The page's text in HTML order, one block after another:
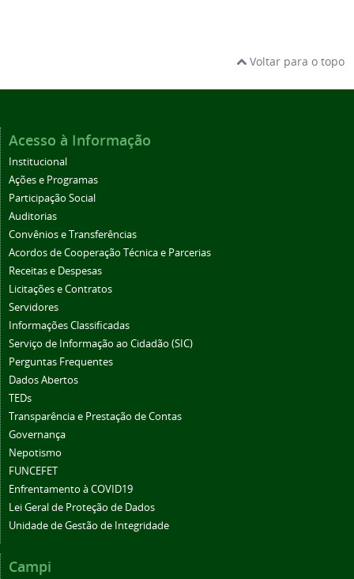
Voltar para o topo
Acesso à Informação
Institucional
Ações e Programas
Participação Social
Auditorias
Convênios e Transferências
Acordos de Cooperação Técnica e Parcerias
Receitas e Despesas
Licitações e Contratos
Servidores
Informações Classificadas
Serviço de Informação ao Cidadão (SIC)
Perguntas Frequentes
Dados Abertos
TEDs
Transparência e Prestação de Contas
Governança
Nepotismo
FUNCEFET
Enfrentamento à COVID19
Lei Geral de Proteção de Dados
Unidade de Gestão de Integridade
Campi